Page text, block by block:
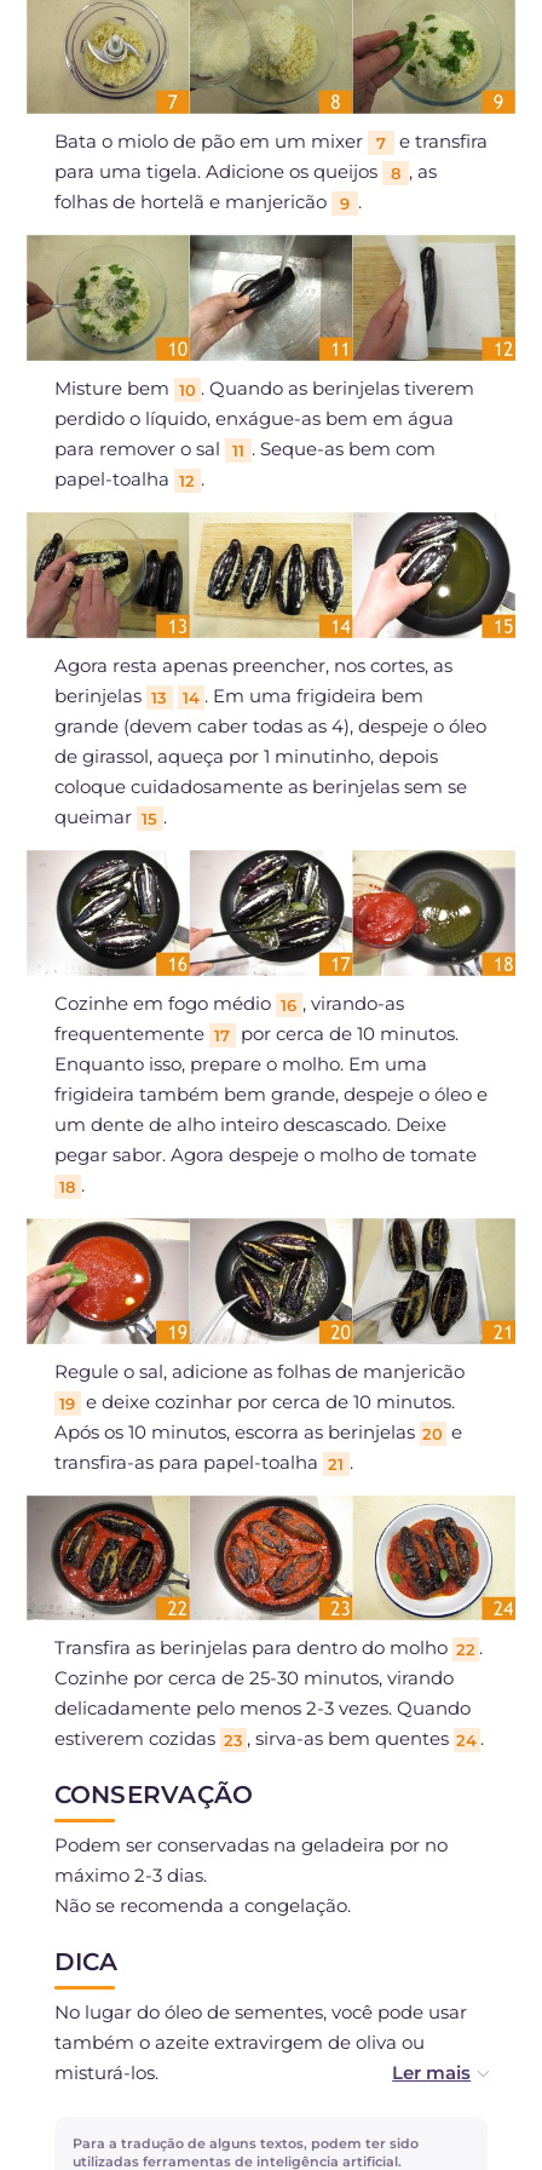
Bata o miolo de pão em um mixer 7
e transfira
para uma tigela. Adicione os queijos
8 , as
folhas de hortelã e manjericão
9 .
Misture bem 10 . Quando as berinjelas tiverem
perdido o líquido, enxágue-as bem em água
para remover o sal
11 . Seque-as bem com
papel-toalha 12 .
Agora resta apenas preencher, nos cortes, as
berinjelas 13 14 . Em uma frigideira bem
grande (devem caber todas as 4), despeje o óleo
de girassol, aqueça por 1 minutinho, depois
coloque cuidadosamente as berinjelas sem se
queimar 15 .
Cozinhe em fogo médio 16 , virando-as
frequentemente 17
por cerca de 10 minutos.
Enquanto isso, prepare o molho. Em uma
frigideira também bem grande, despeje o óleo e
um dente de alho inteiro descascado. Deixe
pegar sabor. Agora despeje o molho de tomate
18 .
Regule o sal, adicione as folhas de manjericão
19 e deixe cozinhar por cerca de 10 minutos.
Após os 10 minutos, escorra as berinjelas 20 e
transfira-as para papel-toalha 21 .
Transfira as berinjelas para dentro do molho 22 .
Cozinhe por cerca de 25-30 minutos, virando
delicadamente pelo menos 2-3 vezes. Quando
estiverem cozidas 23 , sirva-as bem quentes 24 .
CONSERVAÇÃO
Podem ser conservadas na geladeira por no
máximo 2-3 dias.
Não se recomenda a congelação.
DICA
No lugar do óleo de sementes, você pode usar
também o azeite extravirgem de oliva ou
misturá-los.
Se não gosta de alho, pode preparar o molho
com cebola.
Para a tradução de alguns textos, podem ter sido
utilizadas ferramentas de inteligência artificial.